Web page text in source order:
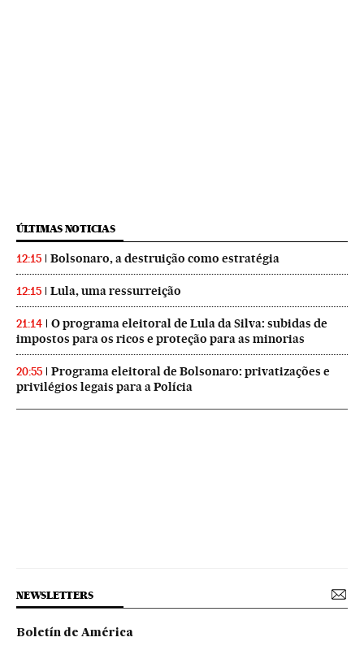
ÚLTIMAS NOTICIAS
12:15 Bolsonaro, a destruição como estratégia
12:15 Lula, uma ressurreição
21:14
O programa eleitoral de Lula da Silva: subidas de
impostos para os ricos e proteção para as minorias
20:55
Programa eleitoral de Bolsonaro: privatizações e
privilégios legais para a Polícia
NEWSLETTERS
Boletín de América